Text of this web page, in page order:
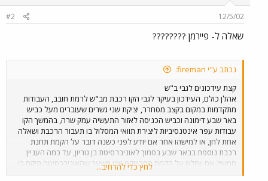
12/5/02
#2
שאלה ל- פיירמן ????????
נכתב ע"י fireman:
קצת עידכונים לגבי ב"ש
אהלן כולם, העידכון בעיקר לגבי הקו רכבת מב"ש לרמת חובב, העבודות
מתקדמות במקום בקצב מסחרר, יציקת שני גשרים שעוברים מעל כביש
באר שבע דימונה וכביש הכניסה לאזור התעשיה עמק שרה, בהמשך הקו
עבודות עפר אינטנסיביות ליצירת תוואי המסלול בו תעבור הרכבת ושאלה
אחת לחן, או למישהו אחר אם יודע לפני כשנה דובר על הקמת תחנת
רכבת נוספת בבאר שבע בסמוך לאוניברסיטת בן גוריון, עד כמה העניין
ממשי? אם יוחלט על הקמת הפרוייקט אני משער שהאוניברסיטה תיקח בו
לחץ כדי להרחיב...